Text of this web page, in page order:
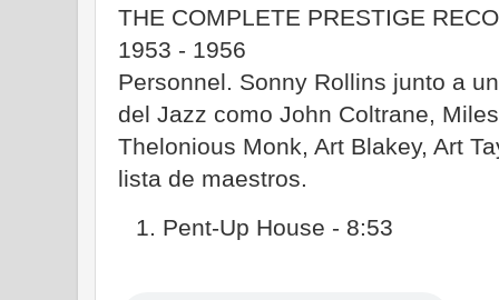
THE COMPLETE PRESTIGE
1953 - 1956
Personnel. Sonny Rollins junto a
del Jazz como John Coltrane,
Thelonious Monk, Art Blakey, Art
lista de maestros.
Pent-Up House - 8:53